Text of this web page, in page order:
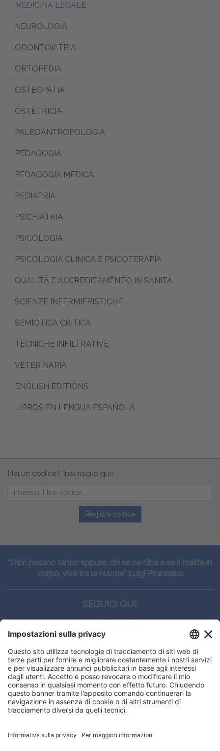
MEDICINA LEGALE
NEUROLOGIA
ODONTOIATRIA
ORTOPEDIA
OSTEOPATIA
OSTETRICIA
PALEOANTROPOLOGIA
PEDAGOGIA
PEDAGOGIA MEDICA
PEDIATRIA
PSICHIATRIA
PSICOLOGIA
PSICOLOGIA CLINICA E PSICOTERAPIA
QUALITÀ E ACCREDITAMENTO IN SANITÀ
SCIENZE INFERMIERISTICHE
SEMIOTICA CRITICA
TECNICHE INFILTRATIVE
VETERINARIA
ENGLISH EDITIONS
LIBROS EN LENGUA ESPAÑOLA
Hai un codice? Inseriscilo qui!
Registra codice
“I libri pesano tanto: eppure, chi se ne ciba e se li mette in
corpo, vive tra le nuvole” Luigi Pirandello
SEGUICI QUI:
CONTATTI
Edi.Ermes srl
Viale E. Forlanini, 21 - 20134, Milano
(+39)027021121
E-mail:eeinfo@eenet.it
ORARI
offrirti la migliore navigazione